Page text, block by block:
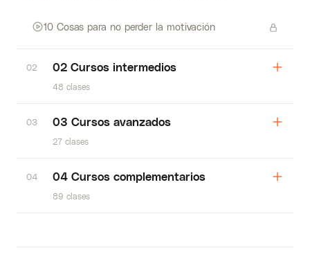
10 Cosas para no perder la motivación
02 02 Cursos intermedios
48 clases
03 03 Cursos avanzados
27 clases
04 04 Cursos complementarios
89 clases